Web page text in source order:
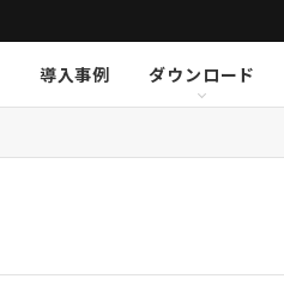
KSCAPE
Visionary Solutions
導入事例
ダウンロード
KSCAPE
Visionary Solutions